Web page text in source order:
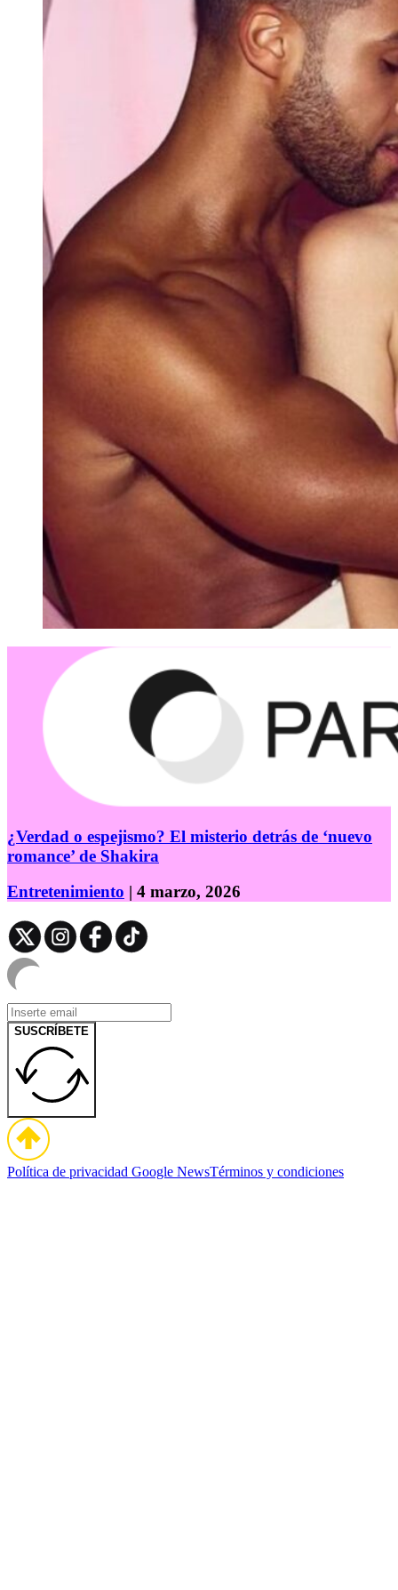
¿Verdad o espejismo? El misterio detrás de ‘nuevo
romance’ de Shakira
Entretenimiento | 4 marzo, 2026
SUSCRÍBETE
Política de privacidad Google NewsTérminos y condiciones